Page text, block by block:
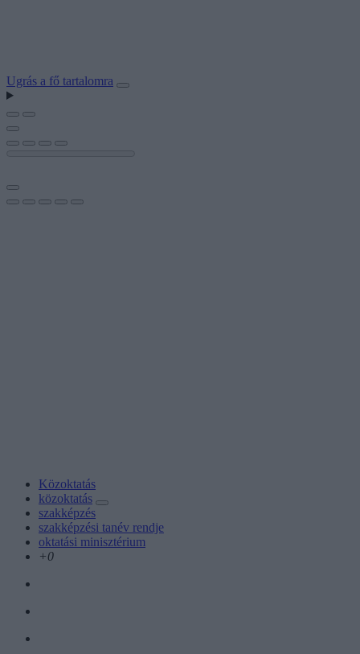
Ugrás a fő tartalomra
Közoktatás
közoktatás
szakképzés
szakképzési tanév rendje
oktatási minisztérium
+0